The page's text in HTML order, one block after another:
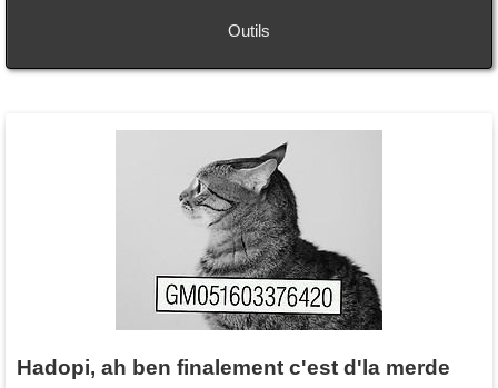
Outils
Hadopi, ah ben finalement c'est d'la merde